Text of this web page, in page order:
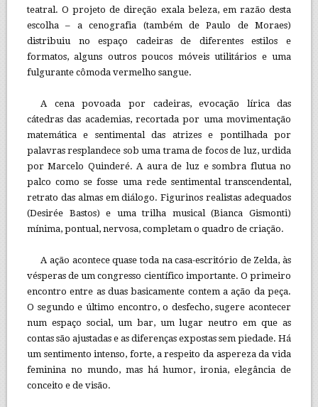
teatral. O projeto de direção exala beleza, em razão desta
escolha – a cenografia (também de Paulo de Moraes)
distribuiu no espaço cadeiras de diferentes estilos e
formatos, alguns outros poucos móveis utilitários e uma
fulgurante cômoda vermelho sangue.
A cena povoada por cadeiras, evocação lírica das
cátedras das academias, recortada por uma movimentação
matemática e sentimental das atrizes e pontilhada por
palavras resplandece sob uma trama de focos de luz, urdida
por Marcelo Quinderé. A aura de luz e sombra flutua no
palco como se fosse uma rede sentimental transcendental,
retrato das almas em diálogo. Figurinos realistas adequados
(Desirée Bastos) e uma trilha musical (Bianca Gismonti)
mínima, pontual, nervosa, completam o quadro de criação.
A ação acontece quase toda na casa-escritório de Zelda, às
vésperas de um congresso científico importante. O primeiro
encontro entre as duas basicamente contem a ação da peça.
O segundo e último encontro, o desfecho, sugere acontecer
num espaço social, um bar, um lugar neutro em que as
contas são ajustadas e as diferenças expostas sem piedade. Há
um sentimento intenso, forte, a respeito da aspereza da vida
feminina no mundo, mas há humor, ironia, elegância de
conceito e de visão.